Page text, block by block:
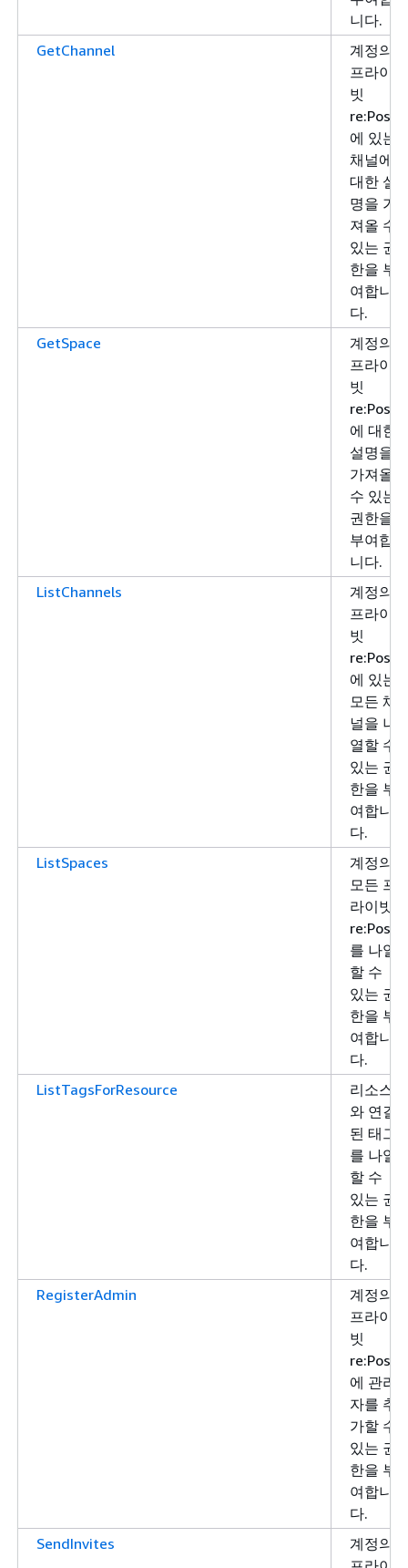
니다.
GetChannel
계정의
프라이
빗
re:Post
에 있는
채널에
대한 설
명을 가
져올 수
있는 권
한을 부
여합니
다.
GetSpace
계정의
프라이
빗
re:Post
에 대한
설명을
가져올
수 있는
권한을
부여합
니다.
ListChannels
계정의
프라이
빗
re:Post
에 있는
모든 채
널을 나
열할 수
있는 권
한을 부
여합니
다.
ListSpaces
계정의
모든 프
라이빗
re:Post
를 나열
할 수
있는 권
한을 부
여합니
다.
ListTagsForResource
리소스
와 연결
된 태그
를 나열
할 수
있는 권
한을 부
여합니
다.
RegisterAdmin
계정의
프라이
빗
re:Post
에 관리
자를 추
가할 수
있는 권
한을 부
여합니
다.
SendInvites
계정의